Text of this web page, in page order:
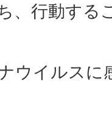
、行動する
ウイルスに